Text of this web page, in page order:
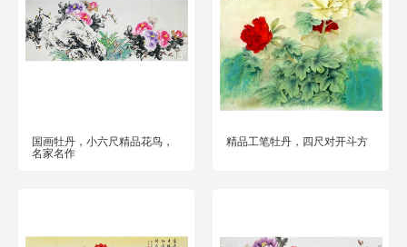
国画牡丹，小六尺精品花鸟，
名家名作
精品工笔牡丹，四尺对开斗方